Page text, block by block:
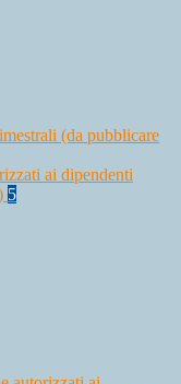
(da pubblicare
ai dipendenti
5